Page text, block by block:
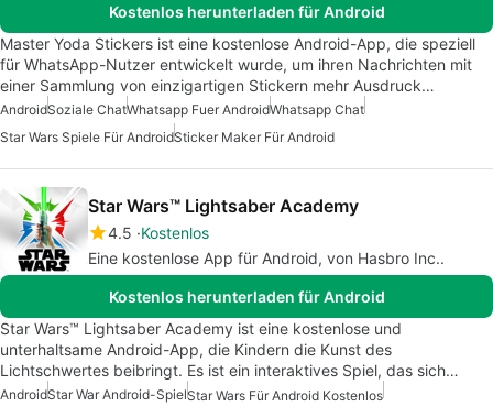
Kostenlos herunterladen für Android
Master Yoda Stickers ist eine kostenlose Android-App, die speziell
für WhatsApp-Nutzer entwickelt wurde, um ihren Nachrichten mit
einer Sammlung von einzigartigen Stickern mehr Ausdruck…
AndroidSoziale ChatWhatsapp Fuer AndroidWhatsapp Chat
Star Wars Spiele Für AndroidSticker Maker Für Android
Star Wars™ Lightsaber Academy
4.5 Kostenlos
Eine kostenlose App für Android, von Hasbro Inc..
Kostenlos herunterladen für Android
Star Wars™ Lightsaber Academy ist eine kostenlose und
unterhaltsame Android-App, die Kindern die Kunst des
Lichtschwertes beibringt. Es ist ein interaktives Spiel, das sich…
AndroidStar War Android-SpielStar Wars Für Android Kostenlos